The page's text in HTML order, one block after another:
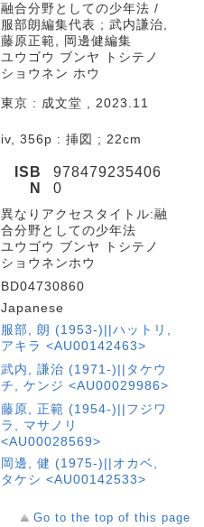
融合分野としての少年法 /
服部朗編集代表 ; 武内謙治,
藤原正範, 岡邊健編集
ユウゴウ ブンヤ トシテノ
ショウネン ホウ
東京 : 成文堂 , 2023.11
iv, 356p : 挿図 ; 22cm
ISB
N
978479235406
0
異なりアクセスタイトル:融
合分野としての少年法
ユウゴウ ブンヤ トシテノ
ショウネンホウ
BD04730860
Japanese
服部, 朗 (1953-)||ハットリ,
アキラ <AU00142463>
武内, 謙治 (1971-)||タケウ
チ, ケンジ <AU00029986>
藤原, 正範 (1954-)||フジワ
ラ, マサノリ
<AU00028569>
岡邊, 健 (1975-)||オカベ,
タケシ <AU00142533>
Go to the top of this page